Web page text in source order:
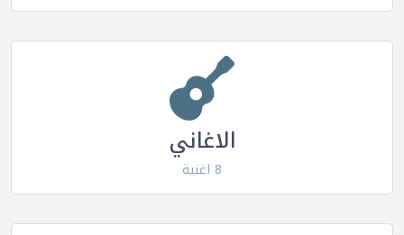
الاغاني
8 اغنية